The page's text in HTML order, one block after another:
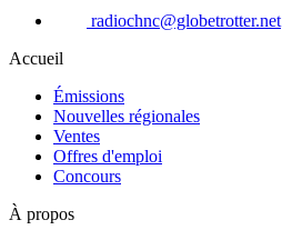
radiochnc@globetrotter.net
Accueil
Émissions
Nouvelles régionales
Ventes
Offres d'emploi
Concours
À propos